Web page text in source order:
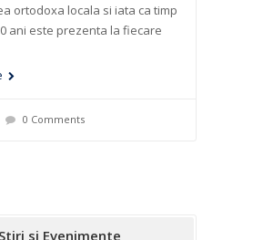
ortodoxa locala si iata ca timp
ani este prezenta la fiecare
0 Comments
Stiri si Evenimente